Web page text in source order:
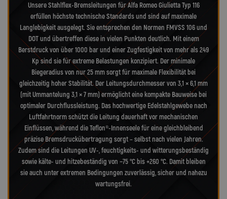
Unsere Stahlflex-Bremsleitungen für Alfa Romeo Giulietta Typ 116
erfüllen höchste technische Standards und sind auf maximale
Langlebigkeit ausgelegt. Sie entsprechen den Normen FMVSS 106 und
DOT und übertreffen diese in vielen Punkten deutlich. Mit einem
Berstdruck von über 1000 bar und einer Zugfestigkeit von mehr als 249
Kp sind sie für extreme Belastungen konzipiert. Der minimale
Biegeradius von nur 25 mm sorgt für maximale Flexibilität bei
gleichzeitig hoher Stabilität. Der Leitungsdurchmesser von 3,1 × 6,1 mm
(mit Ummantelung 3,1 × 7 mm) ermöglicht eine kompakte Bauweise bei
optimaler Durchflussleistung. Das hochwertige Edelstahlgewebe nach
Luftfahrtnorm schützt die Leitung dauerhaft vor mechanischen
Einflüssen, während die Teflon®-Innenseele für eine gleichbleibend
präzise Bremsdruckübertragung sorgt – selbst nach vielen Jahren.
Zudem sind die Leitungen UV-, feuchtigkeits- und witterungsbeständig
sowie kälte- und hitzebeständig von −75 °C bis +260 °C. Damit bleiben
sie auch unter extremen Bedingungen zuverlässig, sicher und nahezu
wartungsfrei.